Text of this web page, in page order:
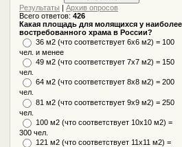
Результаты |Архив опросов
Всего ответов:426
Какая площадь для молящихся у наиболее
востребованного храма в России?
36 м2 (что соответствует 6x6 м2) = 100
чел. и менее
49 м2 (что соответствует 7x7 м2) = 150
чел.
64 м2 (что соответствует 8x8 м2) = 200
чел.
81 м2 (что соответствует 9х9 м2) = 250
чел.
100 м2 (что соответствует 10x10 м2) =
300 чел.
121 м2 (что соответствует 11х11 м2) =